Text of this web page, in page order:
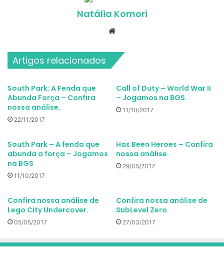
Natália Komori
Artigos relacionados
South Park: A Fenda que
Abunda Força – Confira
nossa análise.
22/11/2017
Call of Duty – World War II
– Jogamos na BGS.
11/10/2017
South Park – A fenda que
abunda a força – Jogamos
na BGS
11/10/2017
Has Been Heroes – Confira
nossa análise.
29/05/2017
Confira nossa análise de
Lego City Undercover.
05/05/2017
Confira nossa análise de
SubLevel Zero.
27/03/2017